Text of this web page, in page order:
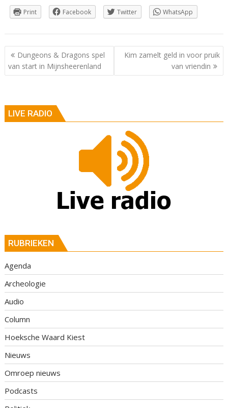
Print Facebook Twitter WhatsApp
Berichtnavigatie
Dungeons & Dragons spel
van start in Mijnsheerenland
Kim zamelt geld in voor pruik
van vriendin
LIVE RADIO
RUBRIEKEN
Agenda
Archeologie
Audio
Column
Hoeksche Waard Kiest
Nieuws
Omroep nieuws
Podcasts